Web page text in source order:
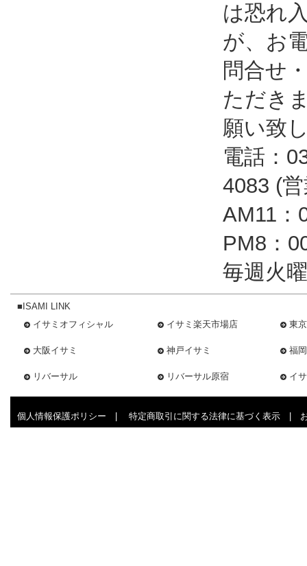
は恐れ
が、お
問合せ
ただき
願い致
電話：
4083 (
AM11：
PM8：
毎週火
■ISAMI LINK
イサミオフィシャル
イサミ楽天市場店 東
大阪イサミ 神戸イサミ 福
リバーサル リバーサル原宿 イ
個人情報保護ポリシー 特定商取引に関する法律に基づく表示